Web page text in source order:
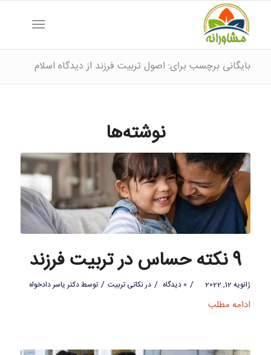
بایگانی برچسب برای: اصول تربیت فرزند از دیدگاه اسلام
نوشته‌ها
9 نکته حساس در تربیت فرزند
ژانویه 12, 2022 / 0 دیدگاه / درنکاتی تربیت / توسطدکتر یاسر دادخواه
ادامه مطلب